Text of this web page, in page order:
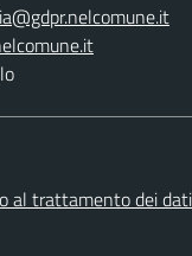
al trattamento dei